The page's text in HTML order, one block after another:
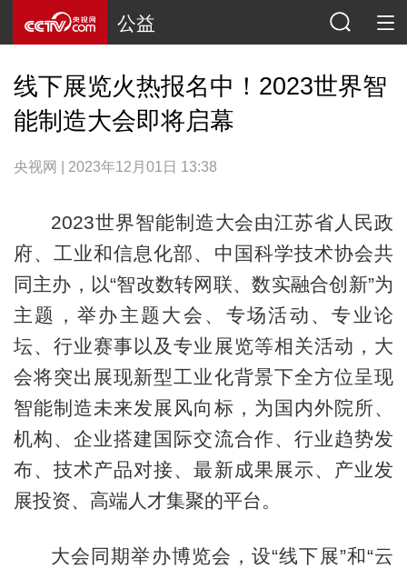
公益
线下展览火热报名中！2023世界智
能制造大会即将启幕
央视网 | 2023年12月01日 13:38
2023世界智能制造大会由江苏省人民政
府、工业和信息化部、中国科学技术协会共
同主办，以“智改数转网联、数实融合创新”为
主题，举办主题大会、专场活动、专业论
坛、行业赛事以及专业展览等相关活动，大
会将突出展现新型工业化背景下全方位呈现
智能制造未来发展风向标，为国内外院所、
机构、企业搭建国际交流合作、行业趋势发
布、技术产品对接、最新成果展示、产业发
展投资、高端人才集聚的平台。
大会同期举办博览会，设“线下展”和“云